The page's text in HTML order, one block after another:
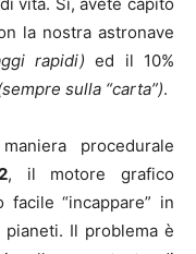
la nostra astronave
rapidi) ed il 10%
sulla “carta”).
procedurale
, il motore grafico
“incappare” in
Il problema è